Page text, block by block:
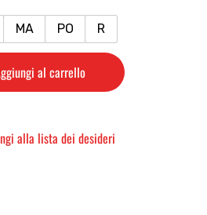
MA PO R
al carrello
alla lista dei desideri